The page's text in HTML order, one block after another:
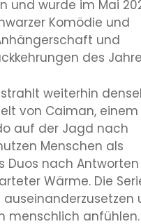
und wurde im Mai
Komödie und
und
des
weiterhin
von Caiman, einem
auf der Jagd nach
Menschen als
Duos nach Antworten
Wärme. Die
menschlich anfühlen.